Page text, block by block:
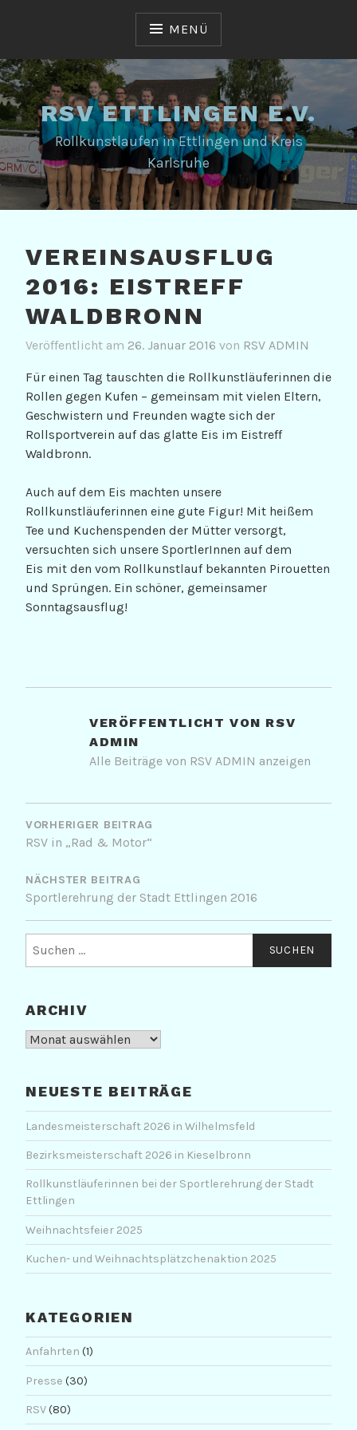
MENÜ
RSV ETTLINGEN E.V.
Rollkunstlaufen in Ettlingen und Kreis
Karlsruhe
VEREINSAUSFLUG
2016: EISTREFF
WALDBRONN
Veröffentlicht am 26. Januar 2016 von RSV ADMIN
Für einen Tag tauschten die Rollkunstläuferinnen die
Rollen gegen Kufen – gemeinsam mit vielen Eltern,
Geschwistern und Freunden wagte sich der
Rollsportverein auf das glatte Eis im Eistreff
Waldbronn.
Auch auf dem Eis machten unsere
Rollkunstläuferinnen eine gute Figur! Mit heißem
Tee und Kuchenspenden der Mütter versorgt,
versuchten sich unsere SportlerInnen auf dem
Eis mit den vom Rollkunstlauf bekannten Pirouetten
und Sprüngen. Ein schöner, gemeinsamer
Sonntagsausflug!
VERÖFFENTLICHT VON RSV
ADMIN
Alle Beiträge von RSV ADMIN anzeigen
BEITRAGSNAVIGATION
VORHERIGER BEITRAG
RSV in „Rad & Motor“
NÄCHSTER BEITRAG
Sportlerehrung der Stadt Ettlingen 2016
nach:
ARCHIV
Archiv
NEUESTE BEITRÄGE
Landesmeisterschaft 2026 in Wilhelmsfeld
Bezirksmeisterschaft 2026 in Kieselbronn
Rollkunstläuferinnen bei der Sportlerehrung der Stadt
Ettlingen
Weihnachtsfeier 2025
Kuchen- und Weihnachtsplätzchenaktion 2025
KATEGORIEN
Anfahrten (1)
Presse (30)
RSV(80)